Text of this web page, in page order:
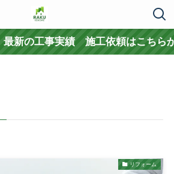
新の工事実績 施工依頼はこちらか
リフォーム